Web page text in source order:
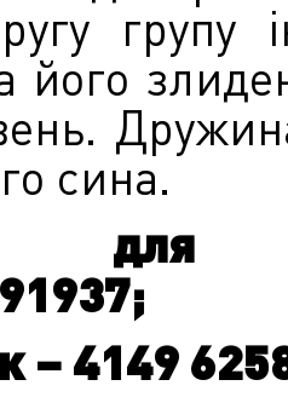
групу
його
сина.
для
– 4149